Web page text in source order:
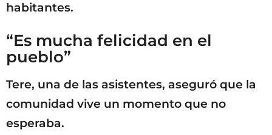
habitantes.
“Es mucha felicidad en el
pueblo”
Tere, una de las asistentes, aseguró que la
comunidad vive un momento que no
esperaba.